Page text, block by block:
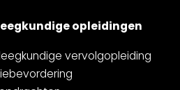
opleidingen
vervolgopleiding